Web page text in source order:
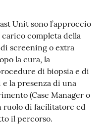
Unit sono l’approccio
completa della
screening o extra
la cura, la
di biopsia e di
la presenza di una
(Case Manager o
ruolo di facilitatore ed
il percorso.